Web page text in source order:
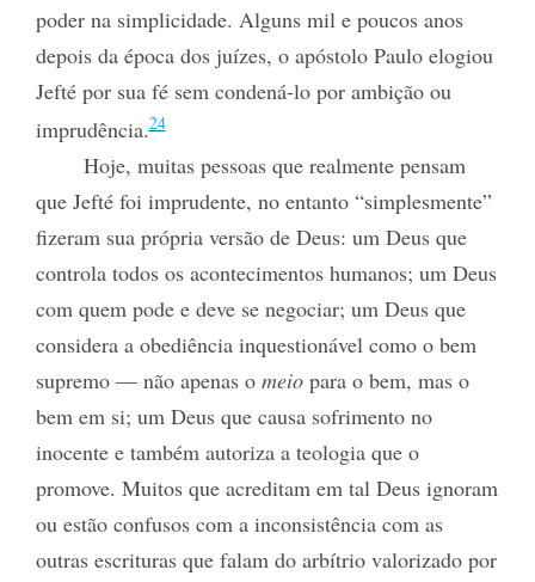
poder na simplicidade. Alguns mil e poucos anos
depois da época dos juízes, o apóstolo Paulo elogiou
Jefté por sua fé sem condená-lo por ambição ou
imprudência.24
Hoje, muitas pessoas que realmente pensam
que Jefté foi imprudente, no entanto “simplesmente”
fizeram sua própria versão de Deus: um Deus que
controla todos os acontecimentos humanos; um Deus
com quem pode e deve se negociar; um Deus que
considera a obediência inquestionável como o bem
supremo — não apenas o meiopara o bem, mas o
bem em si; um Deus que causa sofrimento no
inocente e também autoriza a teologia que o
promove. Muitos que acreditam em tal Deus ignoram
ou estão confusos com a inconsistência com as
outras escrituras que falam do arbítrio valorizado por